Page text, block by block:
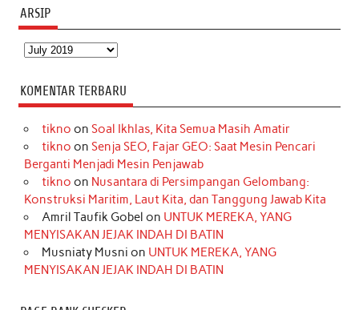
ARSIP
Arsip
KOMENTAR TERBARU
tikno on Soal Ikhlas, Kita Semua Masih Amatir
tikno on Senja SEO, Fajar GEO: Saat Mesin Pencari
Berganti Menjadi Mesin Penjawab
tikno on Nusantara di Persimpangan Gelombang:
Konstruksi Maritim, Laut Kita, dan Tanggung Jawab Kita
Amril Taufik Gobel on UNTUK MEREKA, YANG
MENYISAKAN JEJAK INDAH DI BATIN
Musniaty Musni on UNTUK MEREKA, YANG
MENYISAKAN JEJAK INDAH DI BATIN